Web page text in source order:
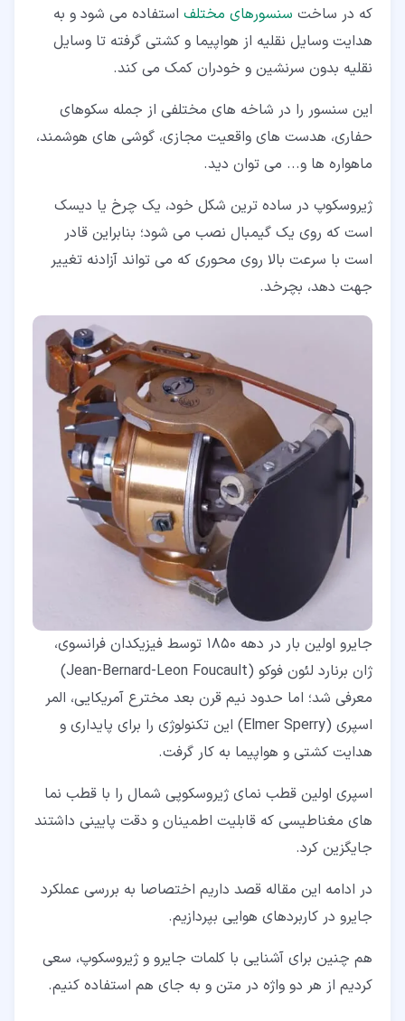
که در ساخت سنسورهای مختلف استفاده می شود و به
هدایت وسایل نقلیه از هواپیما و کشتی گرفته تا وسایل
نقلیه بدون سرنشین و خودران کمک می کند.
این سنسور را در شاخه های مختلفی از جمله سکوهای
حفاری، هدست های واقعیت مجازی، گوشی های هوشمند،
ماهواره ها و... می توان دید.
ژیروسکوپ در ساده ترین شکل خود، یک چرخ یا دیسک
است که روی یک گیمبال نصب می شود؛ بنابراین قادر
است با سرعت بالا روی محوری که می تواند آزادنه تغییر
جهت دهد، بچرخد.
جایرو اولین بار در دهه 1850 توسط فیزیکدان فرانسوی،
ژان برنارد لئون فوکو (Jean-Bernard-Leon Foucault)
معرفی شد؛ اما حدود نیم قرن بعد مخترع آمریکایی، المر
اسپری (Elmer Sperry) این تکنولوژی را برای پایداری و
هدایت کشتی و هواپیما به کار گرفت.
اسپری اولین قطب نمای ژیروسکوپی شمال را با قطب نما
های مغناطیسی که قابلیت اطمینان و دقت پایینی داشتند
جایگزین کرد.
در ادامه این مقاله قصد داریم اختصاصا به بررسی عملکرد
جایرو در کاربردهای هوایی بپردازیم.
هم چنین برای آشنایی با کلمات جایرو و ژیروسکوپ، سعی
کردیم از هر دو واژه در متن و به جای هم استفاده کنیم.